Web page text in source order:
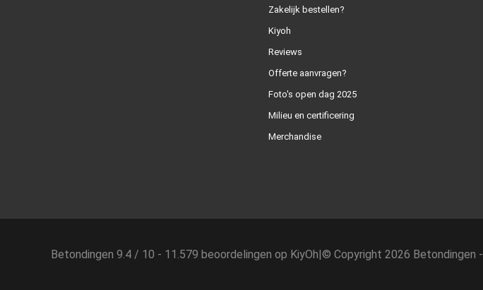
Zakelijk bestellen?
Kiyoh
Reviews
Offerte aanvragen?
Foto's open dag 2025
Milieu en certificering
Merchandise
Betondingen 9.4 / 10 - 11.579 beoordelingen op KiyOh|© Copyright 2026 Betondingen -